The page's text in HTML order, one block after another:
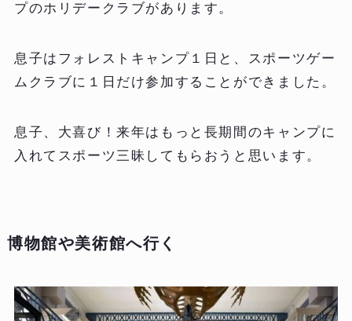
プのホリデークラブがあります。
息子はフォレストキャンプ１日と、スポーツゲー
ムクラブに１日だけ参加することができました。
息子、大喜び！来年はもっと長期間のキャンプに
入れてスポーツ三昧してもらおうと思います。
博物館や美術館へ行く